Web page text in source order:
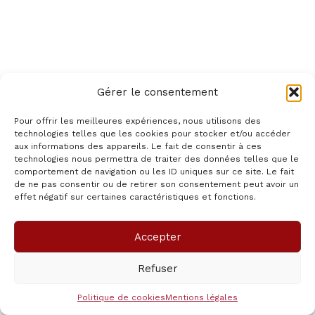
Gérer le consentement
Pour offrir les meilleures expériences, nous utilisons des
technologies telles que les cookies pour stocker et/ou accéder
aux informations des appareils. Le fait de consentir à ces
technologies nous permettra de traiter des données telles que le
comportement de navigation ou les ID uniques sur ce site. Le fait
de ne pas consentir ou de retirer son consentement peut avoir un
effet négatif sur certaines caractéristiques et fonctions.
Accepter
Refuser
Politique de cookiesMentions légales
Répondre à l’annonce/
Responder al anuncio
[AWPCPREPLYTOAD]
Copyright © 2026 pasion-Mexicana | Propulsé par
WordPress Astra